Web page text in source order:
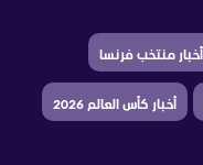
أخبار منتخب فرنسا
أخبار كأس العالم 2026